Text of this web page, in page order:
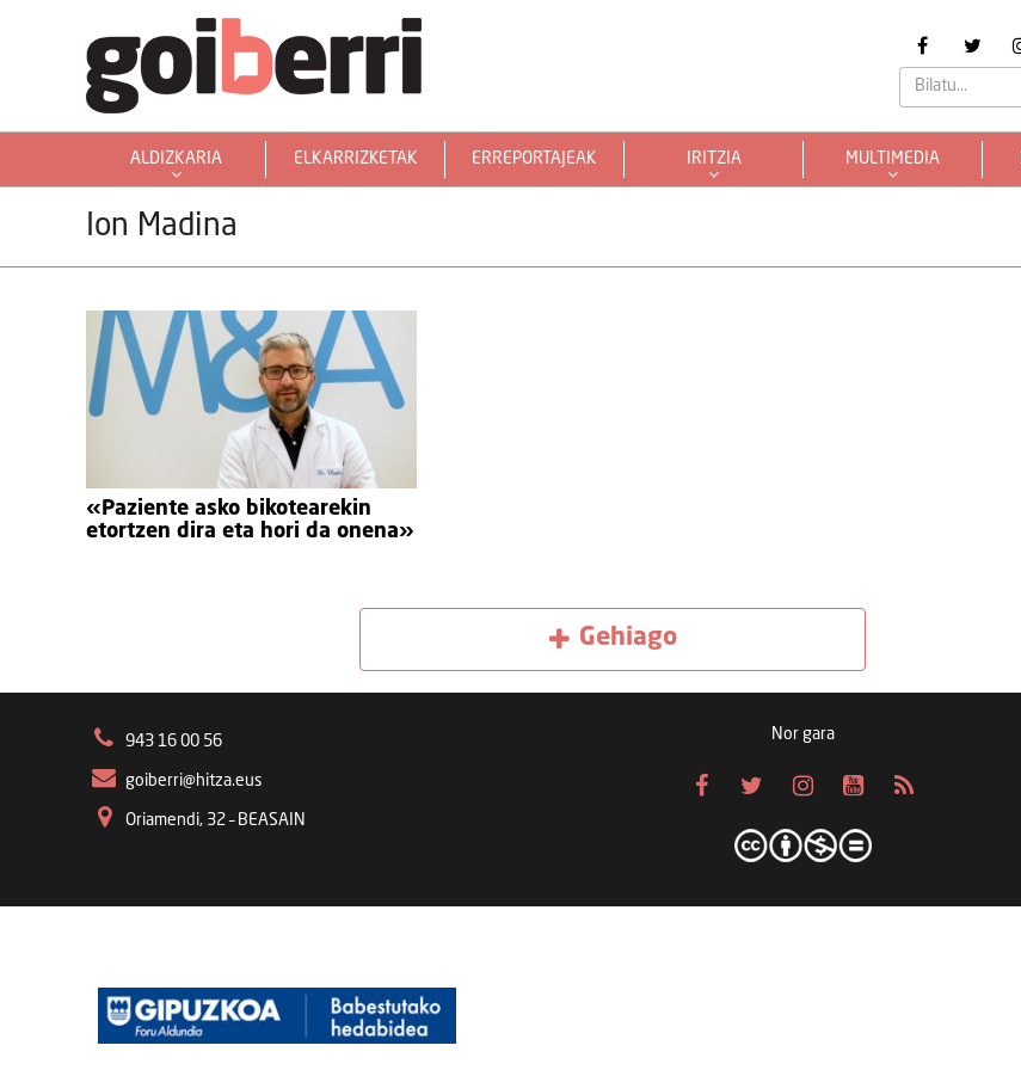
ALDIZKARIA ELKARRIZKETAK ERREPORTAJEAK IRITZIA MULTIMEDIA
Ion Madina
«Paziente asko bikotearekin
etortzen dira eta hori da onena»
Gehiago
943 16 00 56
goiberri@hitza.eus
Oriamendi, 32 – BEASAIN
Nor gara